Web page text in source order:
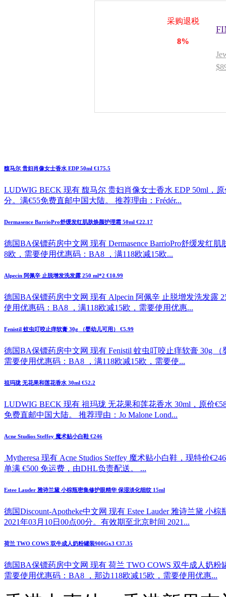
采购退税
8%
馥马尔 贵妇肖像女士香水 EDP 50ml €175.5
LUDWIG BECK 现有 馥马尔 贵妇肖像女士香水 EDP 50ml，
分。满€55免费直邮中国大陆。 推荐理由：Frédér...
Dermasence BarrioPro舒缓发红肌肤焕颜护理霜 50ml €22.17
德国BA保镖药房中文网 现有 Dermasence BarrioPro舒缓发红
8欧，需要使用优惠码：BA8 ，满118欧减15欧...
Alpecin 阿佩辛 止脱增发洗发露 250 ml*2 €10.99
德国BA保镖药房中文网 现有 Alpecin 阿佩辛 止脱增发洗发露
使用优惠码：BA8 ，满118欧减15欧，需要使用优惠...
Fenistil 蚊虫叮咬止痒软膏 30g （婴幼儿可用） €5.99
德国BA保镖药房中文网 现有 Fenistil 蚊虫叮咬止痒软膏 30g
需要使用优惠码：BA8 ，满118欧减15欧，需要使...
祖玛珑 无花果和莲花香水 30ml €52.2
LUDWIG BECK 现有 祖玛珑 无花果和莲花香水 30ml，原价
免费直邮中国大陆。 推荐理由：Jo Malone Lond...
Acne Studios Steffey 魔术贴小白鞋 €246
Mytheresa 现有 Acne Studios Steffey 魔术贴小白鞋，现特价
单满 €500 免运费，由DHL负责配送。 ...
Estee Lauder 雅诗兰黛 小棕瓶密集修护眼精华 保湿淡化细纹 15ml
德国Discount-Apotheke中文网 现有 Estee Lauder 雅诗兰黛 小
2021年03月10日00点00分。有效期至北京时间 2021...
荷兰 TWO COWS 双牛成人奶粉罐装900Gx3 €37.35
德国BA保镖药房中文网 现有 荷兰 TWO COWS 双牛成人奶
需要使用优惠码：BA8 ，那边118欧减15欧，需要使用优惠...